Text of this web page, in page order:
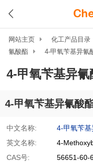
网站主页 化工产品目录
氰酸酯
4-甲氧苄基异氰
4-甲氧苄基异氰
4-甲氧苄基异氰酸
中文名称:
4-甲氧苄
英文名称:
4-
CAS号:
56651-60-